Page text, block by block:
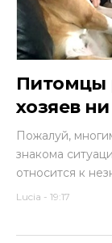
Питомцы
хозяев
Пожалуй,
знакома
относится к
Lucia - 19:17